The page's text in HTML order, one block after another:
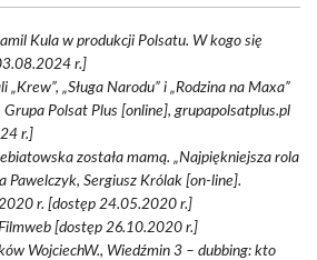
Kula w produkcji Polsatu. W kogo się
r.]
„Krew”, „Sługa Narodu” i „Rodzina na Maxa”
Polsat Plus [online], grupapolsatplus.pl
r.]
została mamą. „Najpiękniejsza rola
Pawelczyk, Sergiusz Królak [on-line].
r. [dostęp 24.05.2020 r.]
[dostęp 26.10.2020 r.]
WojciechW., Wiedźmin 3 – dubbing: kto